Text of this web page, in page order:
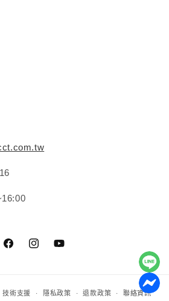
FacebookInstagramYouTube
技術支援 隱私政策 退款政策 聯絡資訊